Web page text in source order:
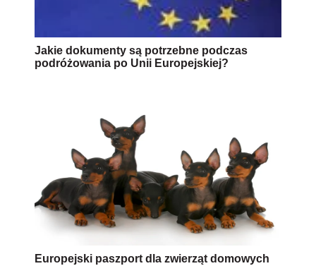
Jakie dokumenty są potrzebne podczas
podróżowania po Unii Europejskiej?
Europejski paszport dla zwierząt domowych